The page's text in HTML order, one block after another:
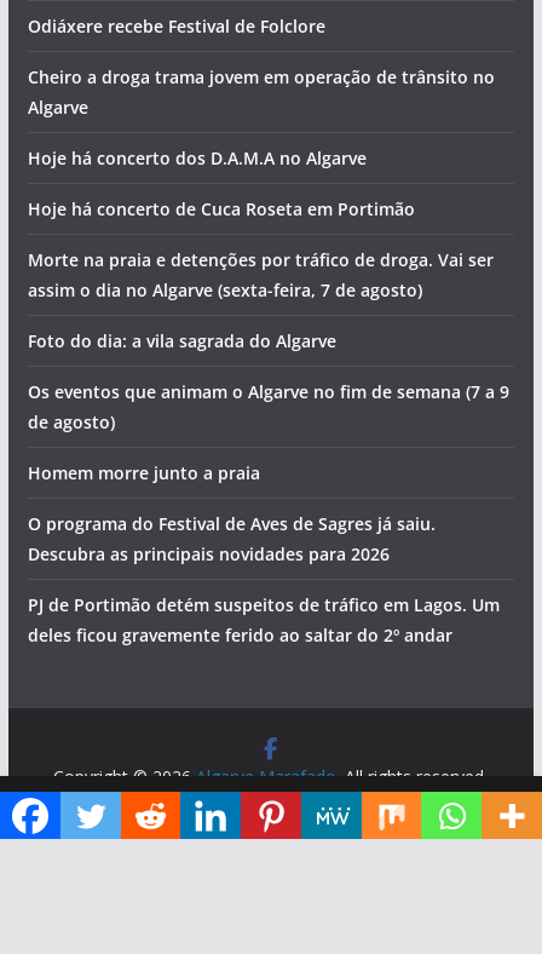
Odiáxere recebe Festival de Folclore
Cheiro a droga trama jovem em operação de trânsito no
Algarve
Hoje há concerto dos D.A.M.A no Algarve
Hoje há concerto de Cuca Roseta em Portimão
Morte na praia e detenções por tráfico de droga. Vai ser
assim o dia no Algarve (sexta-feira, 7 de agosto)
Foto do dia: a vila sagrada do Algarve
Os eventos que animam o Algarve no fim de semana (7 a 9
de agosto)
Homem morre junto a praia
O programa do Festival de Aves de Sagres já saiu.
Descubra as principais novidades para 2026
PJ de Portimão detém suspeitos de tráfico em Lagos. Um
deles ficou gravemente ferido ao saltar do 2º andar
Copyright © 2026 Algarve Marafado . All rights reserved.
Theme:
ColorMag by ThemeGrill. Powered by WordPress
Diga ao Google que o Algarve Marafado é uma das suas fontes de informação preferidas